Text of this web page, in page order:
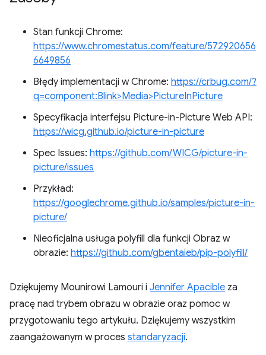
Stan funkcji Chrome:
https://www.chromestatus.com/feature/572920656
6649856
Błędy implementacji w Chrome: https://crbug.com/?
q=component:Blink>Media>PictureInPicture
Specyfikacja interfejsu Picture-in-Picture Web API:
https://wicg.github.io/picture-in-picture
Spec Issues: https://github.com/WICG/picture-in-
picture/issues
Przykład:
https://googlechrome.github.io/samples/picture-in-
picture/
Nieoficjalna usługa polyfill dla funkcji Obraz w
obrazie: https://github.com/gbentaieb/pip-polyfill/
Dziękujemy Mounirowi Lamouri i Jennifer Apacible za
pracę nad trybem obrazu w obrazie oraz pomoc w
przygotowaniu tego artykułu. Dziękujemy wszystkim
zaangażowanym w proces standaryzacji.